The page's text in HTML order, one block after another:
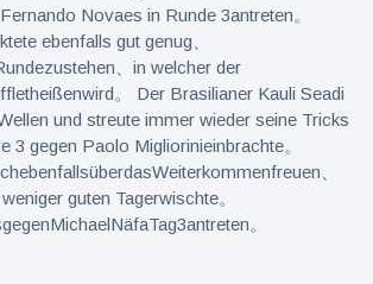
Novaes in Runde 3antreten。
ebenfalls gut genug、
、in welcher der
。 Der Brasilianer Kauli Seadi
und streute immer wieder seine Tricks
3 gegen Paolo Migliorinieinbrachte。
、
guten Tagerwischte。
。